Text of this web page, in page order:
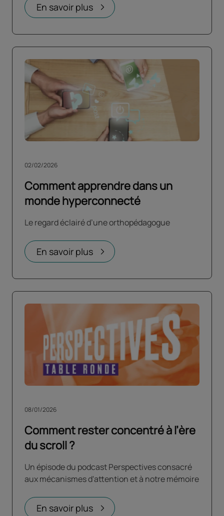
En savoir plus
Comment apprendre dans un
monde hyperconnecté
02/02/2026
Le regard éclairé d’une orthopédagogue
En savoir plus
Comment rester concentré à l’ère
du scroll ?
08/01/2026
Un épisode du podcast Perspectives consacré
aux mécanismes d'attention et à notre mémoire
En savoir plus